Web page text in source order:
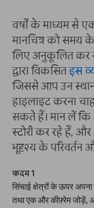
वर्षों के माध्यम से
मानचित्र को समय
लिए अनुकूलित कर
द्वारा विकसितइस
जिससे आप उन
हाइलाइट करना
सकते हैं। मान लें कि
स्टोरी कर रहे हैं,
भूदृश्य के परिवर्तन
कदम 1
सिंचाई क्षेत्रों के ऊपर
तथा एक और कीफ़्रेम जोड़ें,